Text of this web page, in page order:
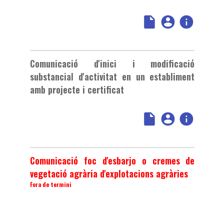
Comunicació d'inici i modificació
substancial d'activitat en un establiment
amb projecte i certificat
Comunicació foc d'esbarjo o cremes de
vegetació agrària d'explotacions agràries
Fora de termini